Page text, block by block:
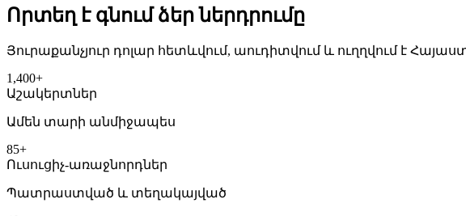
Որ­տեղ է գնում ձեր ներդ­րու­մը
Յու­րա­քանչ­յուր դո­լար հետև­վում, աու­դիտ­վում և ուղղ­վում է
1,400+
Ա­շա­կերտ­ներ
Ա­մեն տա­րի ան­մի­ջա­պես
85+
Ու­սու­ցիչ-ա­ռաջ­նորդ­ներ
Պատ­րաստ­ված և տե­ղա­կայ­ված